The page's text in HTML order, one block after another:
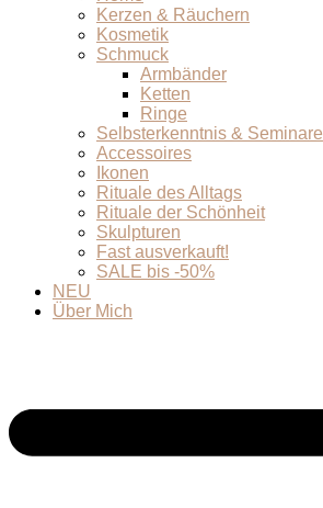
Kerzen & Räuchern
Kosmetik
Schmuck
Armbänder
Ketten
Ringe
Selbsterkenntnis & Seminare
Accessoires
Ikonen
Rituale des Alltags
Rituale der Schönheit
Skulpturen
Fast ausverkauft!
SALE bis -50%
NEU
Über Mich